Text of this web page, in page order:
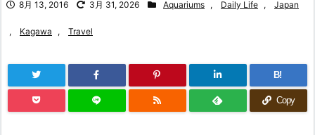
8月 13, 2016 3月 31, 2026 Aquariums , Daily Life , Japan
, Kagawa , Travel
B!
Copy